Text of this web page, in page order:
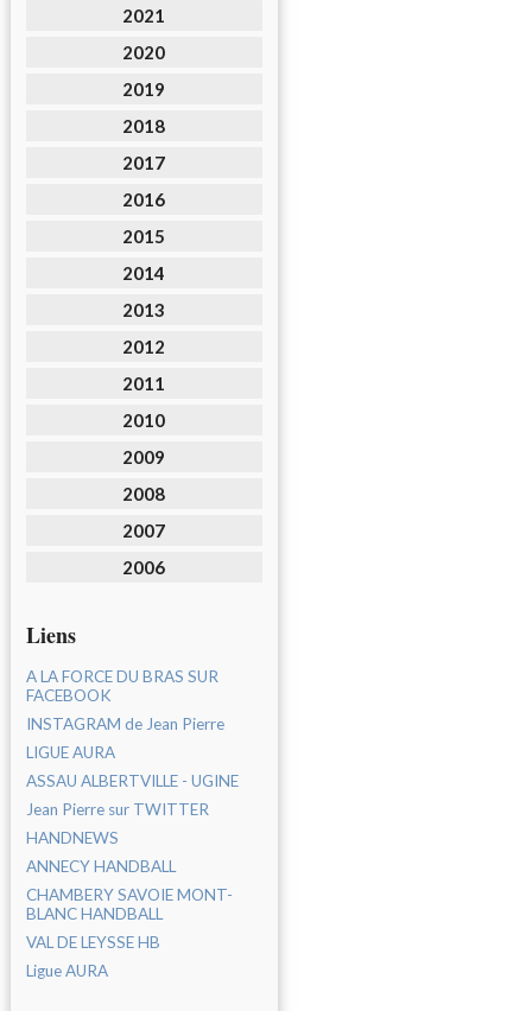
2021
2020
2019
2018
2017
2016
2015
2014
2013
2012
2011
2010
2009
2008
2007
2006
Liens
A LA FORCE DU BRAS SUR
FACEBOOK
INSTAGRAM de Jean Pierre
LIGUE AURA
ASSAU ALBERTVILLE - UGINE
Jean Pierre sur TWITTER
HANDNEWS
ANNECY HANDBALL
CHAMBERY SAVOIE MONT-
BLANC HANDBALL
VAL DE LEYSSE HB
Ligue AURA